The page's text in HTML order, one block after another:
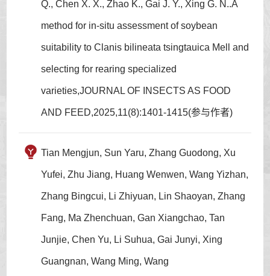
Q., Chen X. X., Zhao K., Gai J. Y., Xing G. N..A
method for in-situ assessment of soybean
suitability to Clanis bilineata tsingtauica Mell and
selecting for rearing specialized
varieties,JOURNAL OF INSECTS AS FOOD
AND FEED,2025,11(8):1401-1415(参与作者)
Tian Mengjun, Sun Yaru, Zhang Guodong, Xu
Yufei, Zhu Jiang, Huang Wenwen, Wang Yizhan,
Zhang Bingcui, Li Zhiyuan, Lin Shaoyan, Zhang
Fang, Ma Zhenchuan, Gan Xiangchao, Tan
Junjie, Chen Yu, Li Suhua, Gai Junyi, Xing
Guangnan, Wang Ming, Wang